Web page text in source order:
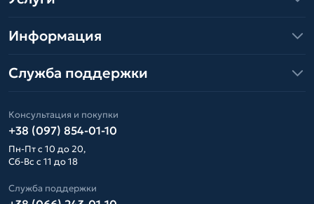
Информация
Служба поддержки
Консультация и покупки
+38 (097) 854-01-10
Пн-Пт с 10 до 20,
Сб-Вс с 11 до 18
Служба поддержки